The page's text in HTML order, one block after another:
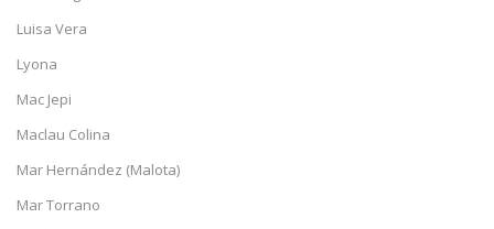
Luisa Vera
Lyona
Mac Jepi
Maclau Colina
Mar Hernández (Malota)
Mar Torrano